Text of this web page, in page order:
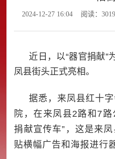
2024-12-27 16:04 阅读：
近日，以“器官捐献”
凤县街头正式亮相。
据悉，来凤县红十
院，在来凤县2路和7
捐献宣传车”，这是来
贴横幅广告和海报进行